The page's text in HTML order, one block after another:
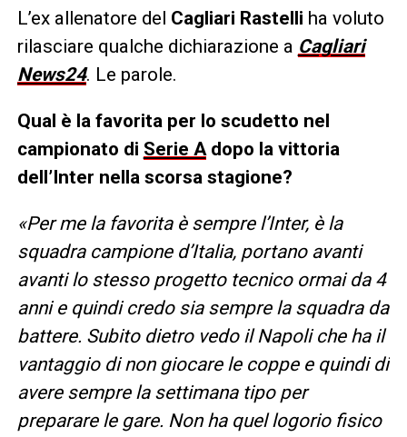
L’ex allenatore del Cagliari Rastelli ha voluto
rilasciare qualche dichiarazione a Cagliari
News24. Le parole.
Qual è la favorita per lo scudetto nel
campionato di Serie Adopo la vittoria
dell’Inter nella scorsa stagione?
«Per me la favorita è sempre l’Inter, è la
squadra campione d’Italia, portano avanti
avanti lo stesso progetto tecnico ormai da 4
anni e quindi credo sia sempre la squadra da
battere. Subito dietro vedo il Napoli che ha il
vantaggio di non giocare le coppe e quindi di
avere sempre la settimana tipo per
preparare le gare. Non ha quel logorio fisico